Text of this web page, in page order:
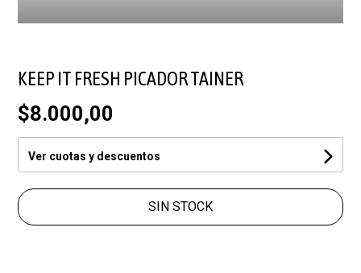
KEEP IT FRESH PICADOR TAINER
$8.000,00
Ver cuotas y descuentos
SIN STOCK